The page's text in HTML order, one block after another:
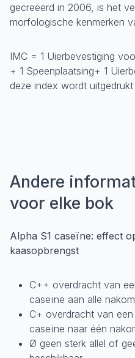
gecreëerd in 2006, is het
morfologische kenmerken
IMC = 1 Uierbevestiging
+ 1 Speenplaatsing+ 1
deze index wordt uitgedrukt
Andere
voor elke bok
Alpha S1 caseïne: effect
kaasopbrengst
C++ overdracht van
caseïne aan alle
C+ overdracht van
caseïne naar één
Ø geen sterk allel of